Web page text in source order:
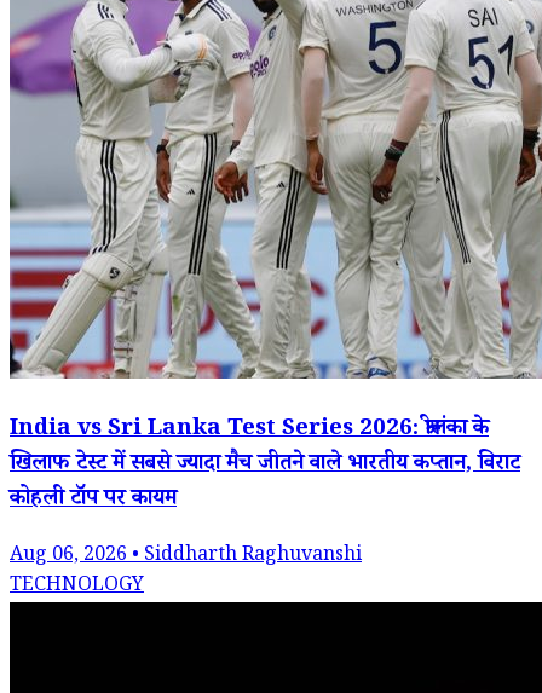
India vs Sri Lanka Test Series 2026: श्रीलंका के
खिलाफ टेस्ट में सबसे ज्यादा मैच जीतने वाले भारतीय कप्तान, विराट
कोहली टॉप पर कायम
Aug 06, 2026 • Siddharth Raghuvanshi
TECHNOLOGY